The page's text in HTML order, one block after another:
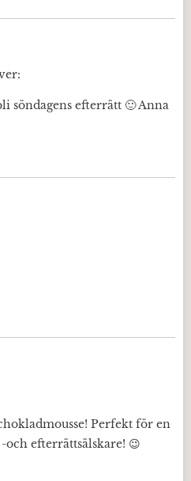
söndagens efterrätt 🙂 Anna
Perfekt för en
efterrättsälskare! 😉